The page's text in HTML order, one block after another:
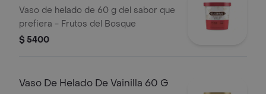
Bosque 60g
Vaso de helado de 60 g del sabor que
prefiera - Frutos del Bosque
$ 5400
Vaso De Helado De Vainilla 60 G